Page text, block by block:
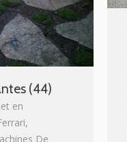
(44)
en
De